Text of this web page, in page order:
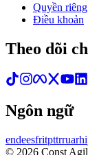
Quyền
Điều khoản
Theo dõi
Ngôn ngữ
endeesfritpttrruarhi
© 2026 Const